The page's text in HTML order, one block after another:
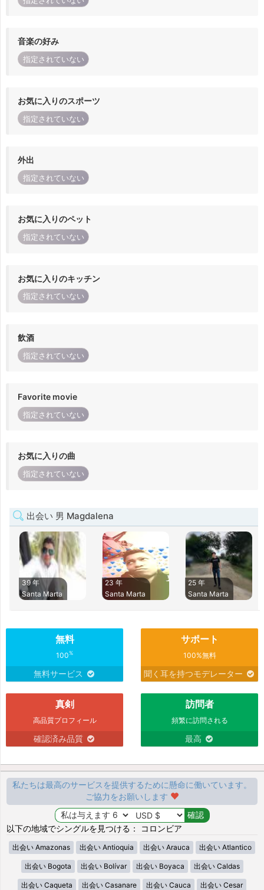
音楽の好み
指定されていない
お気に入りのスポーツ
指定されていない
外出
指定されていない
お気に入りのペット
指定されていない
お気に入りのキッチン
指定されていない
飲酒
指定されていない
Favorite movie
指定されていない
お気に入りの曲
指定されていない
出会い 男 Magdalena
39 年
Santa Marta
23 年
Santa Marta
25 年
Santa Marta
無料
100%
無料サービス
サポート
100%無料
聞く耳を持つモデレーター
真剣
高品質プロフィール
確認済み品質
訪問者
頻繁に訪問される
最高
私たちは最高のサービスを提供するために懸命に働いています。
ご協力をお願いします
以下の地域でシングルを見つける： コロンビア
出会い Amazonas 出会い Antioquia 出会い Arauca 出会い Atlantico
出会い Bogota 出会い Bolívar 出会い Boyaca 出会い Caldas
出会い Caqueta 出会い Casanare 出会い Cauca 出会い Cesar